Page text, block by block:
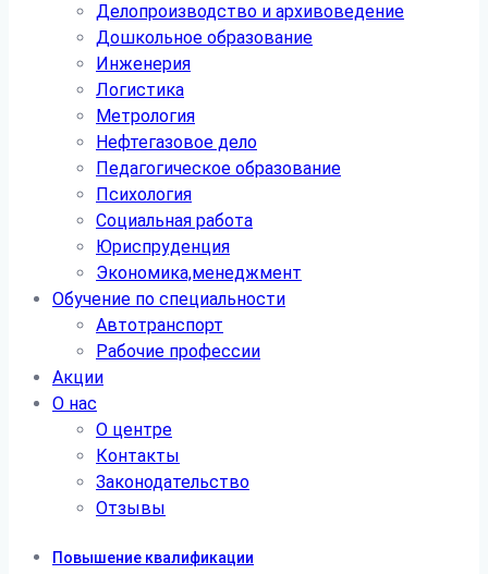
Делопроизводство и архивоведение
Дошкольное образование
Инженерия
Логистика
Метрология
Нефтегазовое дело
Педагогическое образование
Психология
Социальная работа
Юриспруденция
Экономика,менеджмент
Обучение по специальности
Автотранспорт
Рабочие профессии
Акции
О нас
О центре
Контакты
Законодательство
Отзывы
Повышение квалификации